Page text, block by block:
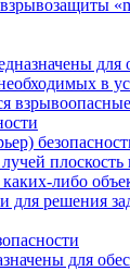
для
в
либо
для решения
для